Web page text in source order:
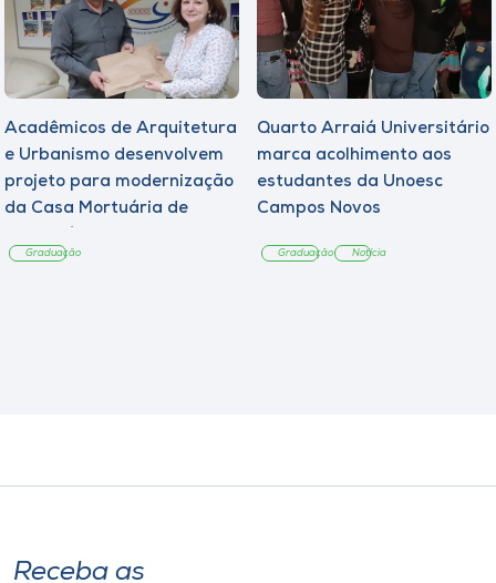
Acadêmicos de Arquitetura
e Urbanismo desenvolvem
projeto para modernização
da Casa Mortuária de
Graduação
Quarto Arraiá Universitário
marca acolhimento aos
estudantes da Unoesc
Campos Novos
Graduação Notícia
Receba as